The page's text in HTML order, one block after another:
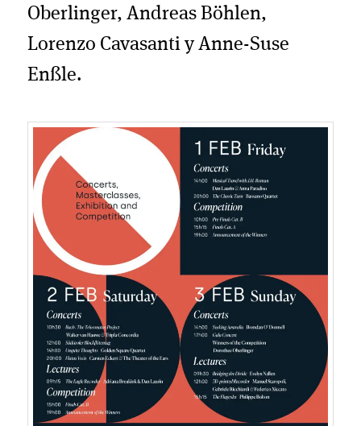
Oberlinger, Andreas Böhlen,
Lorenzo Cavasanti y Anne-Suse
Enßle.